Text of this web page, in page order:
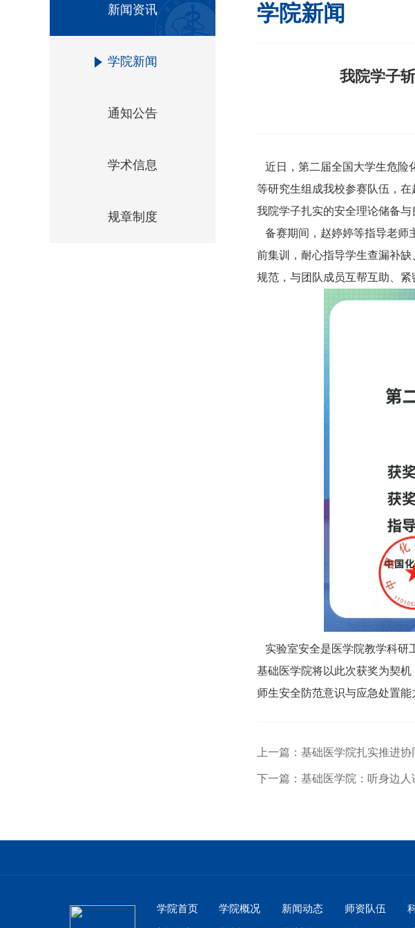
新闻资讯
学院新闻
通知公告
学术信息
规章制度
学院新闻
我院学子
近日，第二届全国大学生危险
等研究生组成我校参赛队伍，
我院学子扎实的安全理论储备与
备赛期间，赵婷婷等指导老师
前集训，耐心指导学生查漏补
规范，与团队成员互帮互助、紧
实验室安全是医学院教学科研
基础医学院将以此次获奖为契
师生安全防范意识与应急处置
上一篇：基础医学院扎实推进
下一篇：基础医学院：听身边
学院首页 学院概况 新闻动态 师资队伍